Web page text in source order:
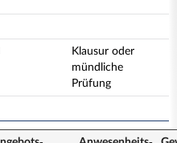
Klausur oder
mündliche
Prüfung